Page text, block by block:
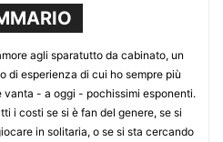
agli sparatutto da cabinato, un
di esperienza di cui ho sempre più
vanta - a oggi - pochissimi esponenti.
i costi se si è fan del genere, se si
in solitaria, o se si sta cercando